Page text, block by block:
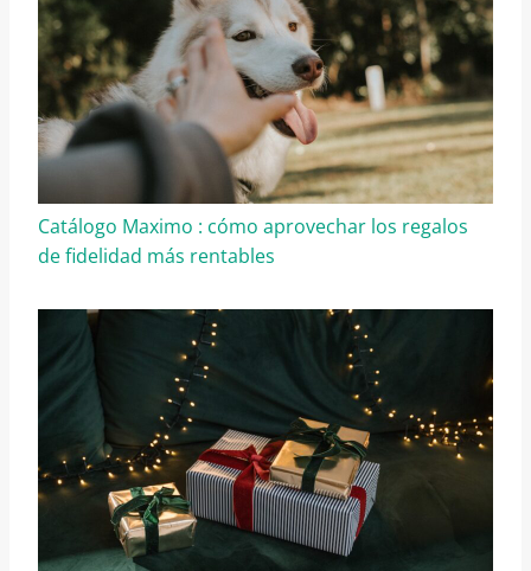
Catálogo Maximo : cómo aprovechar los regalos
de fidelidad más rentables